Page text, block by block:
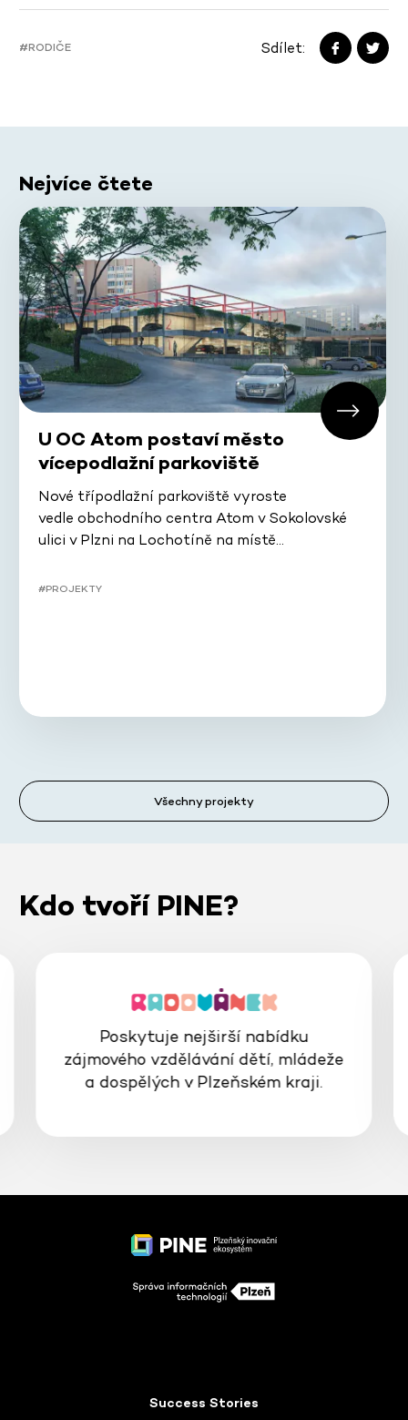
#RODIČE Sdílet:
Nejvíce čtete
U OC Atom postaví město
vícepodlažní parkoviště
Nové třípodlažní parkoviště vyroste
vedle obchodního centra Atom v Sokolovské
ulici v Plzni na Lochotíně na místě…
#PROJEKTY
Všechny projekty
Kdo tvoří PINE?
Poskytuje nejširší nabídku
zájmového vzdělávání dětí, mládeže
a dospělých v Plzeňském kraji.
Success Stories